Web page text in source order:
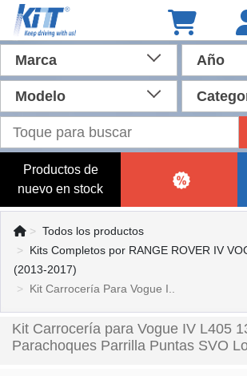
Marca Año
Modelo
Productos de
nuevo en stock
Todos los productos
Kits Completos por RANGE ROVER IV
(2013-2017)
Kit Carrocerí­a Para Vogue I..
Kit Carrocerí­a para Vogue IV L405
Parachoques Parrilla Puntas SVO